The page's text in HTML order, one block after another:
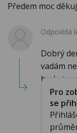
Předem moc
Odpovídá
Dobrý
vadám
bude t...
Pro
se